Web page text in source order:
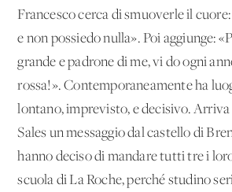
Francesco cerca di smuoverle il
e non possiedo nulla». Poi aggiunge:
grande e padrone di me, vi do ogni
rossa!». Contemporaneamente ha
lontano, imprevisto, e decisivo. Arriva
Sales un messaggio dal castello di
hanno deciso di mandare tutti tre i
scuola di La Roche, perché studino